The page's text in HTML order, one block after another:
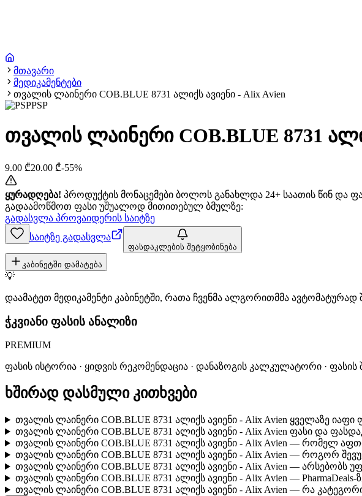
მთავარი
მედიკამენტები
თვალის ლაინერი COB.BLUE 8731 ალიქს ავიენი - Alix Avien
PSP
თვალის ლაინერი COB.BLUE 8731
9.00 ₾20.00 ₾-55%
ყურადღება! პროდუქტის მონაცემები ბოლოს განახლდა 24+ საათის წინ და
გადაამოწმოთ ფასი უშუალოდ მითითებულ ბმულზე:
გადასვლა პროვაიდერის საიტზე
საიტზე გადასვლა
ფასდაკლების შეტყობინება
კაბინეტში დამატება
💡
დაამატეთ მედიკამენტი კაბინეტში, რათა ჩვენმა ალგორითმმა ავტომატურად
ჭკვიანი ფასის ანალიზი
PREMIUM
ფასის ისტორია · ყიდვის რეკომენდაცია · დანაზოგის კალკულატორი · ფასის
ხშირად დასმული კითხვები
თვალის ლაინერი COB.BLUE 8731 ალიქს ავიენი - Alix Avien ყველაზე იაფი
თვალის ლაინერი COB.BLUE 8731 ალიქს ავიენი - Alix Avien ფასი და
თვალის ლაინერი COB.BLUE 8731 ალიქს ავიენი - Alix Avien — რომელ
თვალის ლაინერი COB.BLUE 8731 ალიქს ავიენი - Alix Avien — როგორ
თვალის ლაინერი COB.BLUE 8731 ალიქს ავიენი - Alix Avien — არსებობს
თვალის ლაინერი COB.BLUE 8731 ალიქს ავიენი - Alix Avien —
თვალის ლაინერი COB.BLUE 8731 ალიქს ავიენი - Alix Avien — რა